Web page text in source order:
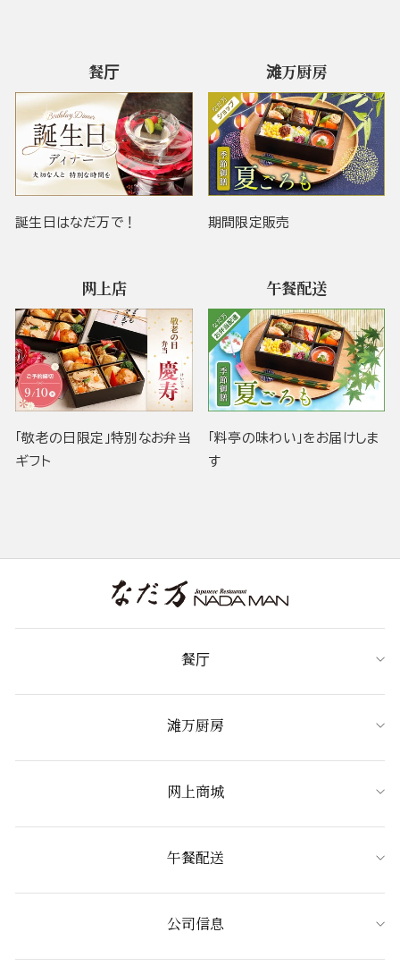
餐厅
誕生日はなだ万で！
滩万厨房
期間限定販売
网上店
「敬老の日限定」特別なお弁当
ギフト
午餐配送
「料亭の味わい」をお届けしま
す
餐厅
滩万厨房
网上商城
午餐配送
公司信息